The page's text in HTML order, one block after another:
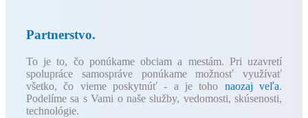
Partnerstvo.
To je to, čo ponúkame obciam a mestám. Pri uzavretí
spolupráce samospráve ponúkame možnosť využívať
všetko, čo vieme poskytnúť - a je toho naozaj veľa.
Podelíme sa s Vami o naše služby, vedomosti, skúsenosti,
technológie.